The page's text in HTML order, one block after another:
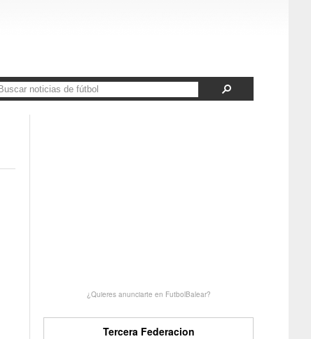
¿Quieres anunciarte en FutbolBalear?
Tercera Federacion